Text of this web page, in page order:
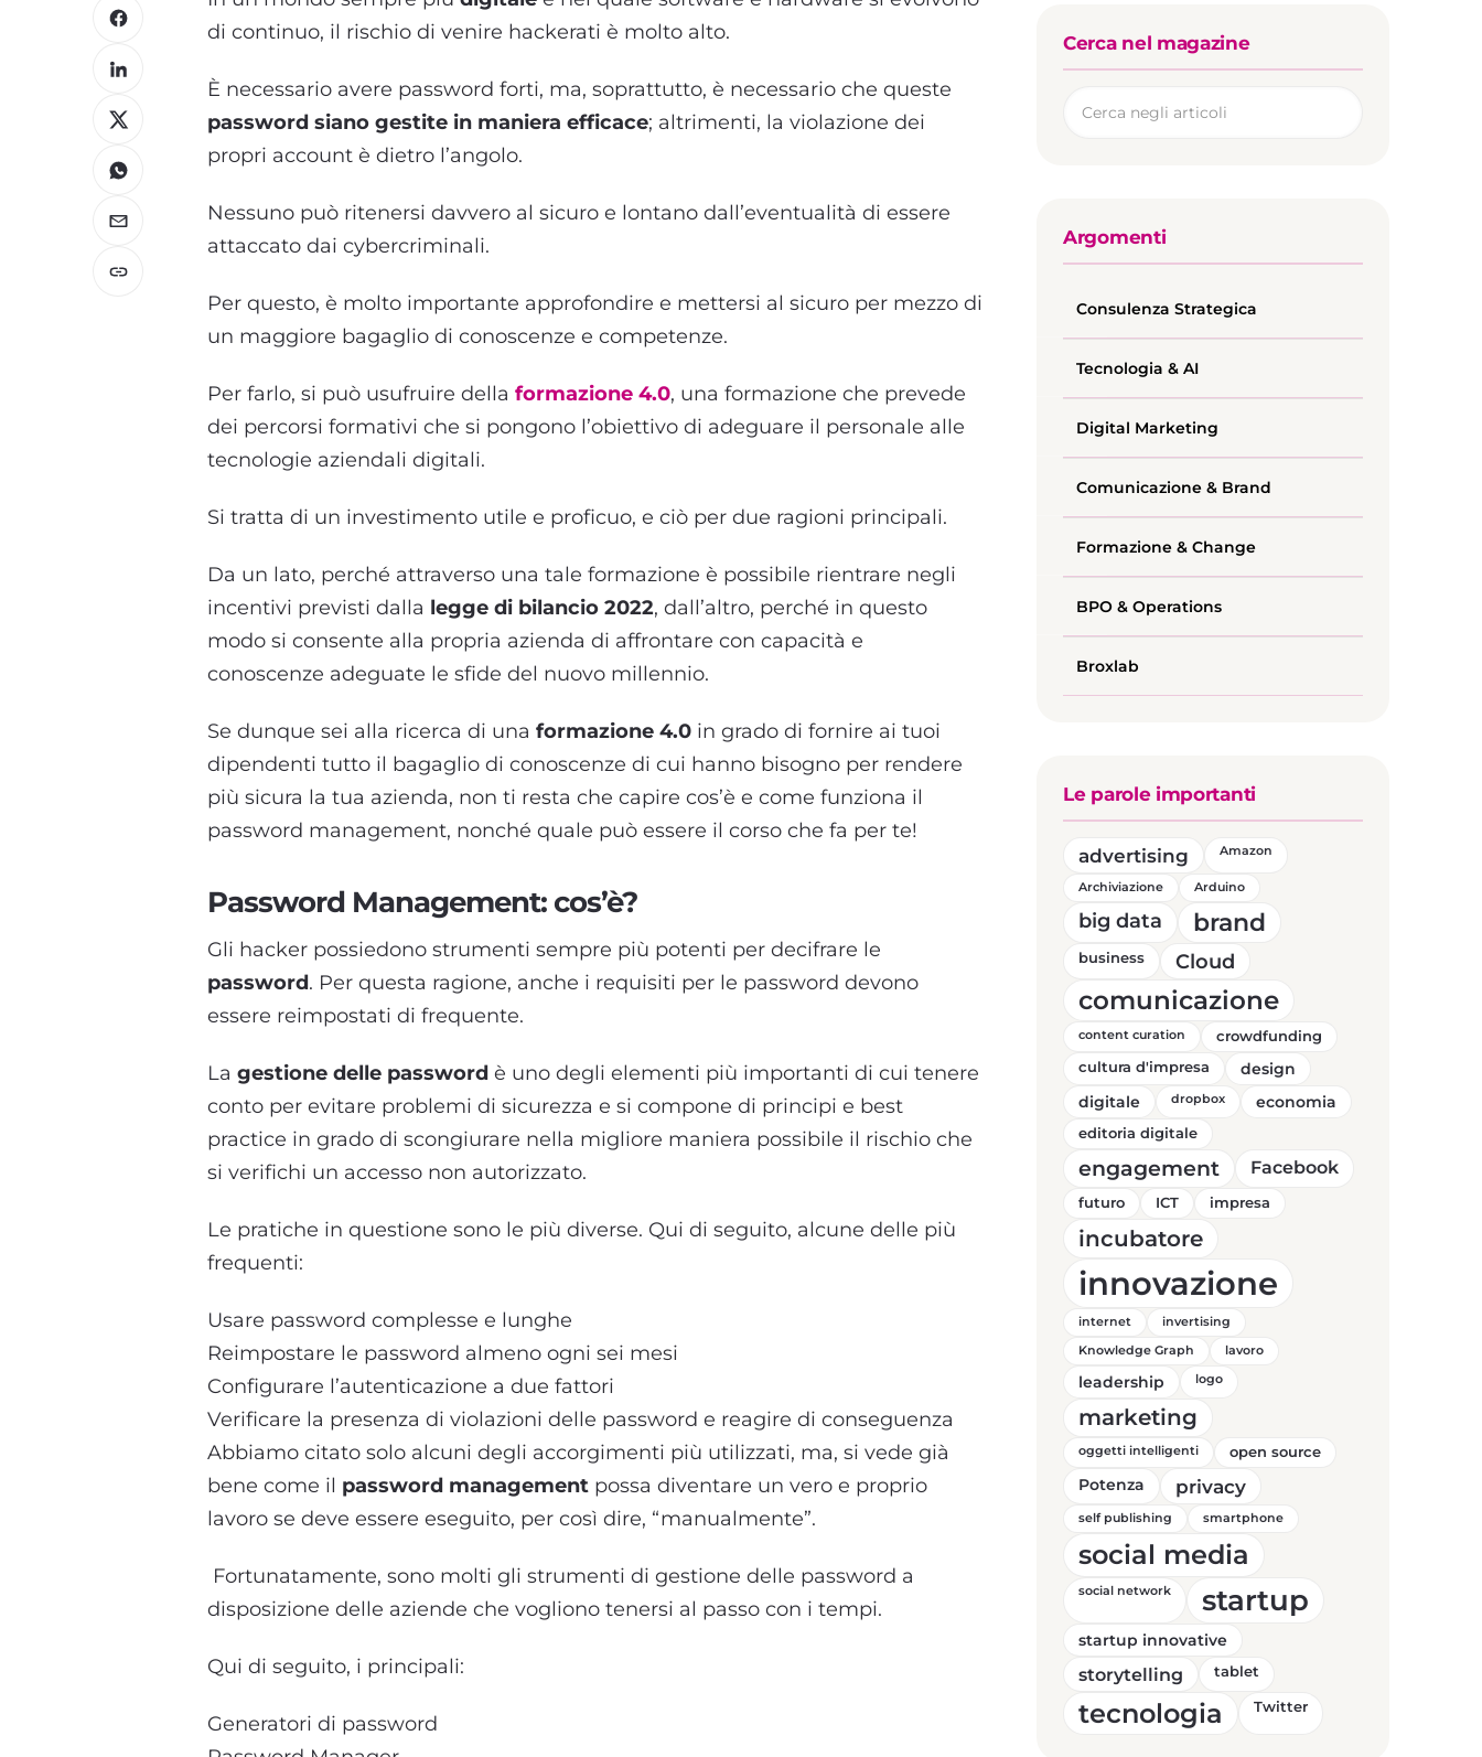
di continuo, il rischio di venire hackerati è molto alto.
È necessario avere password forti, ma, soprattutto, è necessario che queste
password siano gestite in maniera efficace; altrimenti, la violazione dei
propri account è dietro l’angolo.
Nessuno può ritenersi davvero al sicuro e lontano dall’eventualità di essere
attaccato dai cybercriminali.
Per questo, è molto importante approfondire e mettersi al sicuro per mezzo di
un maggiore bagaglio di conoscenze e competenze.
Per farlo, si può usufruire della formazione 4.0, una formazione che prevede
dei percorsi formativi che si pongono l’obiettivo di adeguare il personale alle
tecnologie aziendali digitali.
Si tratta di un investimento utile e proficuo, e ciò per due ragioni principali.
Da un lato, perché attraverso una tale formazione è possibile rientrare negli
incentivi previsti dalla legge di bilancio 2022, dall’altro, perché in questo
modo si consente alla propria azienda di affrontare con capacità e
conoscenze adeguate le sfide del nuovo millennio.
Se dunque sei alla ricerca di una formazione 4.0 in grado di fornire ai tuoi
dipendenti tutto il bagaglio di conoscenze di cui hanno bisogno per rendere
più sicura la tua azienda, non ti resta che capire cos’è e come funziona il
password management, nonché quale può essere il corso che fa per te!
Password Management: cos’è?
Gli hacker possiedono strumenti sempre più potenti per decifrare le
password. Per questa ragione, anche i requisiti per le password devono
essere reimpostati di frequente.
La gestione delle password è uno degli elementi più importanti di cui tenere
conto per evitare problemi di sicurezza e si compone di principi e best
practice in grado di scongiurare nella migliore maniera possibile il rischio che
si verifichi un accesso non autorizzato.
Le pratiche in questione sono le più diverse. Qui di seguito, alcune delle più
frequenti:
Usare password complesse e lunghe
Reimpostare le password almeno ogni sei mesi
Configurare l’autenticazione a due fattori
Verificare la presenza di violazioni delle password e reagire di conseguenza
Abbiamo citato solo alcuni degli accorgimenti più utilizzati, ma, si vede già
bene come il password management possa diventare un vero e proprio
lavoro se deve essere eseguito, per così dire, “manualmente”.
Fortunatamente, sono molti gli strumenti di gestione delle password a
disposizione delle aziende che vogliono tenersi al passo con i tempi.
Qui di seguito, i principali:
Generatori di password
Cerca nel magazine
Argomenti
Consulenza Strategica
Tecnologia & AI
Digital Marketing
Comunicazione & Brand
Formazione & Change
BPO & Operations
Broxlab
Le parole importanti
advertising Amazon
Archiviazione Arduino
big data brand
business Cloud
comunicazione
content curation
crowdfunding
cultura d'impresa
design
digitale
dropbox economia
editoria digitale
engagement Facebook
futuro ICT impresa
incubatore
innovazione
internet
invertising
Knowledge Graph
lavoro
leadership logo
marketing
oggetti intelligenti open source
Potenza privacy
self publishing smartphone
social media
social network startup
startup innovative
storytelling tablet
tecnologia Twitter